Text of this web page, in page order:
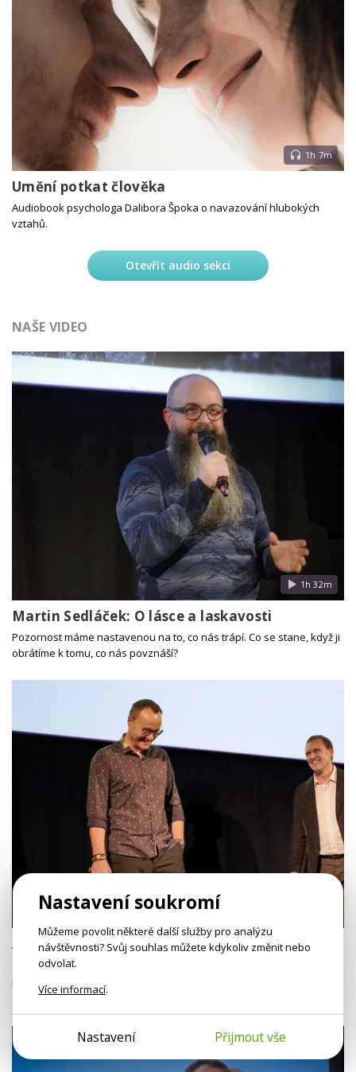
1h 7m
Umění potkat člověka
Audiobook psychologa Dalibora Špoka o navazování hlubokých
vztahů.
Otevřít audio sekci
NAŠE VIDEO
1h 32m
Martin Sedláček: O lásce a laskavosti
Pozornost máme nastavenou na to, co nás trápí. Co se stane, když ji
obrátíme k tomu, co nás povznáší?
A. Suchý, M. Světlák: Jak se tvoří duševní
zdraví
Převratná a podvratná přednáška klinických psychologů Adama
Suchého a Miroslava Světláka.
Nastavení soukromí
Můžeme povolit některé další služby pro analýzu
návštěvnosti? Svůj souhlas můžete kdykoliv změnit nebo
odvolat.
Více informací.
Nastavení Přijmout vše